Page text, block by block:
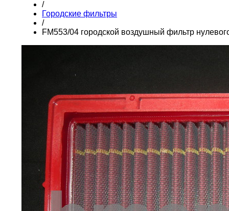
/
Городские фильтры
/
FM553/04 городской воздушный фильтр